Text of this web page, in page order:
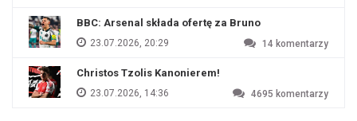
BBC: Arsenal składa ofertę za Bruno
23.07.2026, 20:29 14 komentarzy
Christos Tzolis Kanonierem!
23.07.2026, 14:36 4695 komentarzy